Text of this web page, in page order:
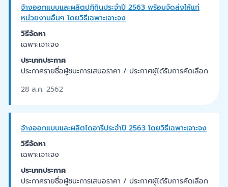
จ้างออกแบบและผลิตปฏิทินประจำปี 2563 พร้อมจัดส่งให้แก่
หน่วยงานอื่นๆ โดยวิธีเฉพาะเจาะจง
วิธีจัดหา
เฉพาะเจาะจง
ประเภทประกาศ
ประกาศรายชื่อผู้ชนะการเสนอราคา / ประกาศผู้ได้รับการคัดเลือก
28 ส.ค. 2562
จ้างออกแบบและผลิตไดอารีประจำปี 2563 โดยวิธีเฉพาะเจาะจง
วิธีจัดหา
เฉพาะเจาะจง
ประเภทประกาศ
ประกาศรายชื่อผู้ชนะการเสนอราคา / ประกาศผู้ได้รับการคัดเลือก